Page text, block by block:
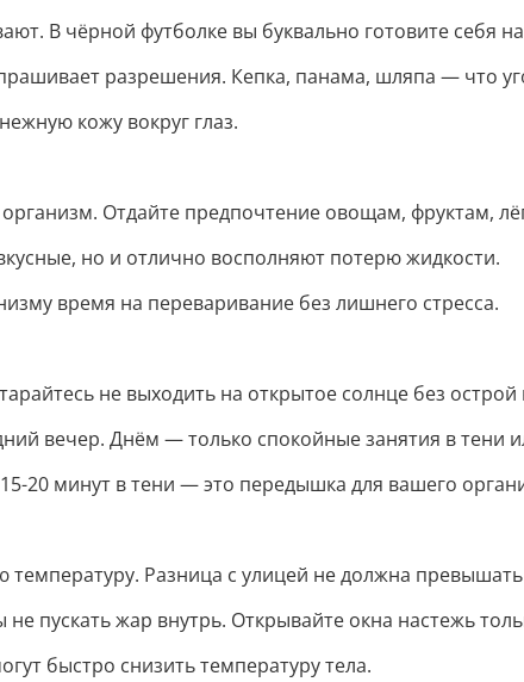
В чёрной футболке вы буквально готовите себя
разрешения. Кепка, панама, шляпа — что
кожу вокруг глаз.
Отдайте предпочтение овощам, фруктам,
но и отлично восполняют потерю жидкости.
время на переваривание без лишнего стресса.
не выходить на открытое солнце без
вечер. Днём — только спокойные занятия в
20 минут в тени — это передышка для вашего
Разница с улицей не должна превышать
пускать жар внутрь. Открывайте окна настежь
быстро снизить температуру тела.